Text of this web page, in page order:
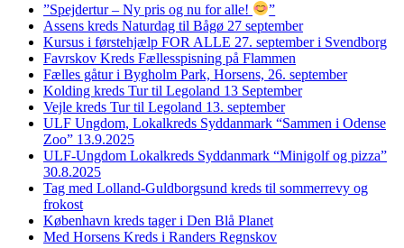
”Spejdertur – Ny pris og nu for alle!
”
Assens kreds Naturdag til Bågø 27 september
Kursus i førstehjælp FOR ALLE 27. september i Svendborg
Favrskov Kreds Fællesspisning på Flammen
Fælles gåtur i Bygholm Park, Horsens, 26. september
Kolding kreds Tur til Legoland 13 September
Vejle kreds Tur til Legoland 13. september
ULF Ungdom, Lokalkreds Syddanmark “Sammen i Odense
Zoo” 13.9.2025
ULF-Ungdom Lokalkreds Syddanmark “Minigolf og pizza”
30.8.2025
Tag med Lolland-Guldborgsund kreds til sommerrevy og
frokost
København kreds tager i Den Blå Planet
Med Horsens Kreds i Randers Regnskov